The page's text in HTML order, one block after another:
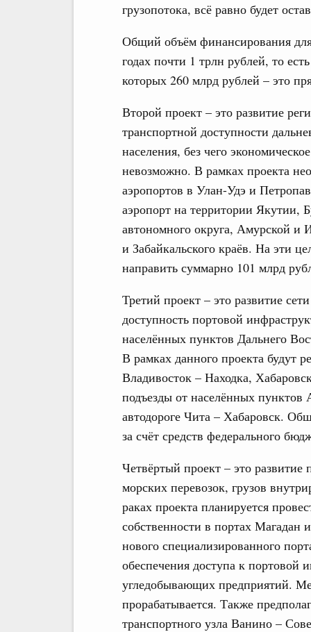
грузопотока, всё равно будет
Общий объём финансирования для
годах почти 1 трлн рублей, то
которых 260 млрд рублей – это
Второй проект – это развитие
транспортной доступности
населения, без чего
невозможно. В рамках проекта
аэропортов в Улан-Удэ и
аэропорт на территории Якутии,
автономного округа, Амурской и
и Забайкальского краёв. На эти
направить суммарно 101 млрд
Третий проект – это развитие
доступность портовой
населённых пунктов Дальнего
В рамках данного проекта будут
Владивосток – Находка,
подъезды от населённых пунктов
автодороге Чита – Хабаровск.
за счёт средств федерального
Четвёртый проект – это
морских перевозок, грузов
раках проекта планируется
собственности в портах Магадан
нового специализированного
обеспечения доступа к портовой
угледобывающих предприятий.
прорабатывается. Также
транспортного узла Ванино –